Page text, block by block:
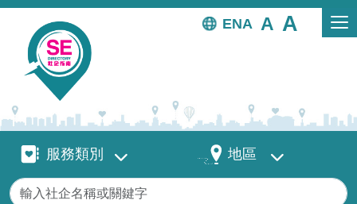
移至主內容
EN
服務類別服務類別 地區 地區
關鍵字